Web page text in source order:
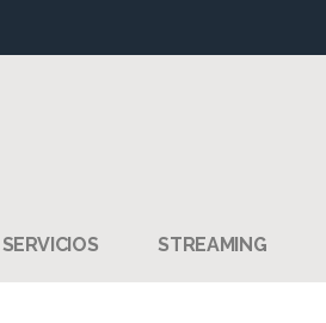
SERVICIOS STREAMING